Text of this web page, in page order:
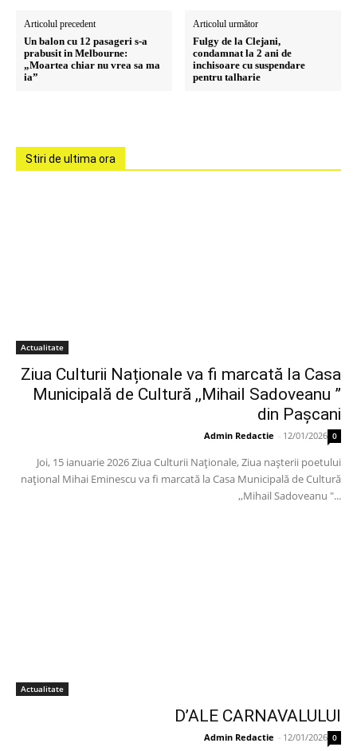
Articolul precedent
Un balon cu 12 pasageri s-a
prabusit in Melbourne:
„Moartea chiar nu vrea sa ma
ia”
Articolul următor
Fulgy de la Clejani,
condamnat la 2 ani de
inchisoare cu suspendare
pentru talharie
Stiri de ultima ora
Actualitate
Ziua Culturii Naționale va fi marcată la Casa
Municipală de Cultură ,,Mihail Sadoveanu ”
din Pașcani
Admin Redactie - 12/01/2026 0
Joi, 15 ianuarie 2026 Ziua Culturii Naționale, Ziua nașterii poetului
național Mihai Eminescu va fi marcată la Casa Municipală de Cultură
,,Mihail Sadoveanu "...
Actualitate
D’ALE CARNAVALULUI
Admin Redactie - 12/01/2026 0